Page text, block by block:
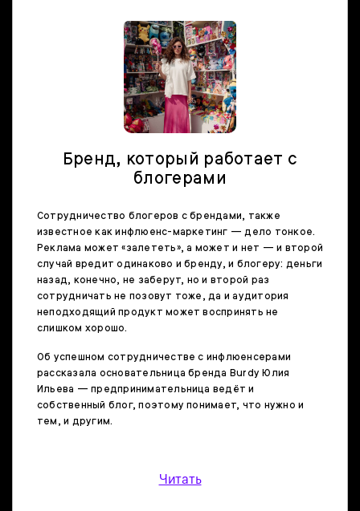
Бренд, который работает с
блогерами
Сотрудничество блогеров с брендами, также
известное как инфлюенс-маркетинг — дело тонкое.
Реклама может «залететь», а может и нет — и второй
случай вредит одинаково и бренду, и блогеру: деньги
назад, конечно, не заберут, но и второй раз
сотрудничать не позовут тоже, да и аудитория
неподходящий продукт может воспринять не
слишком хорошо.
Об успешном сотрудничестве с инфлюенсерами
рассказала основательница бренда Burdy Юлия
Ильева — предпринимательница ведёт и
собственный блог, поэтому понимает, что нужно и
тем, и другим.
Читать